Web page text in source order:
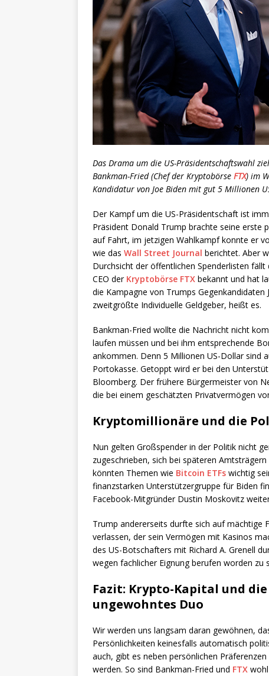
Das Drama um die US-Präsidentschaftswahl
Bankman-Fried (Chef der Kryptobörse FTX) im
Kandidatur von Joe Biden mit gut 5 Millionen
Der Kampf um die US-Präsidentschaft ist
Präsident Donald Trump brachte seine erste
auf Fahrt, im jetzigen Wahlkampf konnte er
wie das Wall Street Journal berichtet. Aber
Durchsicht der öffentlichen Spenderlisten
CEO der Kryptobörse FTX bekannt und hat
die Kampagne von Trumps
zweitgrößte Individuelle Geldgeber, heißt es.
Bankman-Fried wollte die Nachricht nicht
laufen müssen und bei ihm entsprechende
ankommen. Denn 5 Millionen US-Dollar sind
Portokasse. Getoppt wird er bei den
Bloomberg. Der frühere Bürgermeister von
die bei einem geschätzten Privatvermögen
Kryptomillionäre und die
Nun gelten Großspender in der Politik nicht
zugeschrieben, sich bei späteren
könnten Themen wie Bitcoin ETFs wichtig
finanzstarken Unterstützergruppe für Biden
Facebook-Mitgründer Dustin Moskovitz
Trump andererseits durfte sich auf mächtige
verlassen, der sein Vermögen mit Kasinos
des US-Botschafters mit Richard A. Grenell
wegen fachlicher Eignung berufen worden zu
Fazit: Krypto-Kapital und
ungewohntes Duo
Wir werden uns langsam daran gewöhnen,
Persönlichkeiten keinesfalls automatisch
auch, gibt es neben persönlichen
werden. So sind Bankman-Fried und FTX